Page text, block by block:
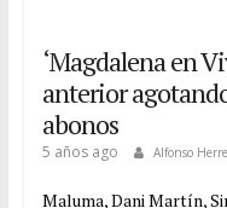
‘Magdalena en
anterior
abonos
5 años ago Alfonso
Maluma, Dani Martín,